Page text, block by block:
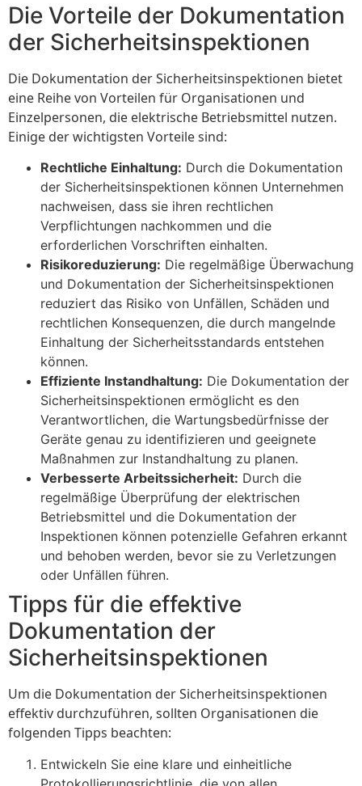
Die Vorteile der Dokumentation
der Sicherheitsinspektionen
Die Dokumentation der Sicherheitsinspektionen bietet
eine Reihe von Vorteilen für Organisationen und
Einzelpersonen, die elektrische Betriebsmittel nutzen.
Einige der wichtigsten Vorteile sind:
Rechtliche Einhaltung: Durch die Dokumentation
der Sicherheitsinspektionen können Unternehmen
nachweisen, dass sie ihren rechtlichen
Verpflichtungen nachkommen und die
erforderlichen Vorschriften einhalten.
Risikoreduzierung: Die regelmäßige Überwachung
und Dokumentation der Sicherheitsinspektionen
reduziert das Risiko von Unfällen, Schäden und
rechtlichen Konsequenzen, die durch mangelnde
Einhaltung der Sicherheitsstandards entstehen
können.
Effiziente Instandhaltung: Die Dokumentation der
Sicherheitsinspektionen ermöglicht es den
Verantwortlichen, die Wartungsbedürfnisse der
Geräte genau zu identifizieren und geeignete
Maßnahmen zur Instandhaltung zu planen.
Verbesserte Arbeitssicherheit: Durch die
regelmäßige Überprüfung der elektrischen
Betriebsmittel und die Dokumentation der
Inspektionen können potenzielle Gefahren erkannt
und behoben werden, bevor sie zu Verletzungen
oder Unfällen führen.
Tipps für die effektive
Dokumentation der
Sicherheitsinspektionen
Um die Dokumentation der Sicherheitsinspektionen
effektiv durchzuführen, sollten Organisationen die
folgenden Tipps beachten:
Entwickeln Sie eine klare und einheitliche